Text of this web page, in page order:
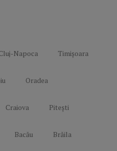
Napoca Timișoara
Oradea
Craiova Pitești
Bacău Brăila